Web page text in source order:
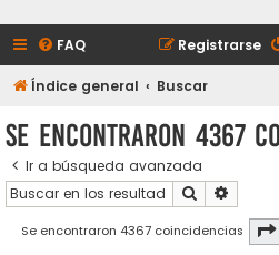
FAQ Registrarse
Índice general Buscar
Se encontraron 4367
Ir a búsqueda avanzada
Buscar
Se encontraron 4367 coincidencias